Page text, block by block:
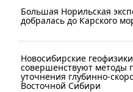
Большая Норильская
добралась до Карского
Новосибирские геофизики
совершенствуют методы
уточнения глубинно-
Восточной Сибири